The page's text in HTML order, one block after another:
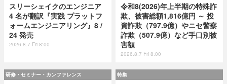
スリーシェイクのエンジニア
4 名が翻訳『実践 プラットフ
ォームエンジニアリング』8 /
24 発売
2026.8.7 Fri 8:00
令和8(2026)年上半期の特殊詐
欺、被害総額1,816億円 ～ 投
資詐欺（797.9億）やニセ警察
詐欺（507.9億）など手口別被
害額
2026.8.7 Fri 8:00
研修・セミナー・カンファレンス 特集